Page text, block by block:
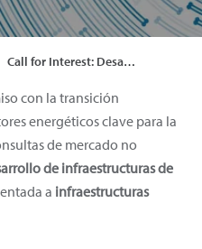
Call for Interest: Desarrollo de la red de H₂ y de la cadena logística de CO₂ en España
con la transición
energéticos clave para la
de mercado no
de infraestructuras de
a infraestructuras